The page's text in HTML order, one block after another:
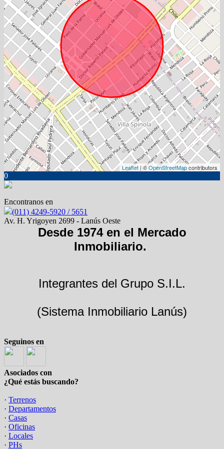
Leaflet | ©OpenStreetMapcontributors
0
Encontranos en
(011) 4249-5920 / 5651
Av. H. Yrigoyen 2699 - Lanús Oeste
Desde 1974 en el Mercado
Inmobiliario.
Integrantes del Grupo S.I.L.
(Sistema Inmobiliario Lanús)
Seguinos en
Asociados con
¿Qué estás buscando?
· Terrenos
· Departamentos
· Casas
· Oficinas
· Locales
· PHs